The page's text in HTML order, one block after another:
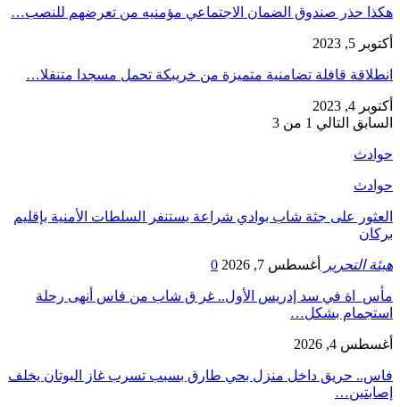
هكذا حذر صندوق الضمان الاجتماعي مؤمنيه من تعرضهم للنصب…
أكتوبر 5, 2023
انطلاقة قافلة تضامنية متميزة من خريبكة تحمل مسجدا متنقلا…
أكتوبر 4, 2023
السابق التالي 1 من 3
حوادث
حوادث
العثور على جثة شاب بوادي شراعة يستنفر السلطات الأمنية بإقليم
بركان
هيئة التحرير أغسطس 7, 2026 0
مأس_اة في سد إدريس الأول.. غر ق شاب من فاس أنهى رحلة
استجمام بشكل…
أغسطس 4, 2026
فاس.. حريق داخل منزل بحي طارق بسبب تسرب غاز البوتان يخلف
إصابتين…